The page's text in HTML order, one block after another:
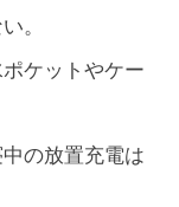
。
ケットやケー
の放置充電は